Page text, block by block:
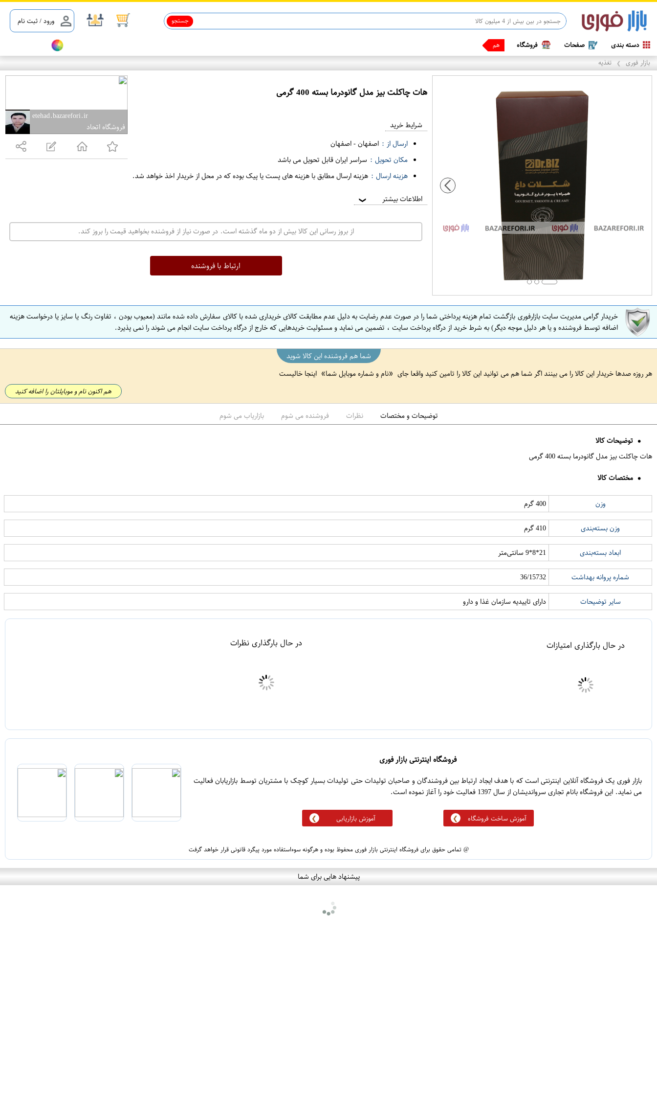
ورود / ثبت نام جستجو
دسته بندی صفحات فروشگاه همین الا
بازار فوری ❯ تغذیه
etehad.bazarefori.ir
فروشگاه اتحاد
هات چاکلت بیز مدل گانودرما بسته 400 گرمی
ت
ه
ن
ص
ف
ه
ا
ف
شرایط خرید
ارسال از : اصفهان-اصفهان
مکان تحویل : سراسر ایران قابل تحویل می باشد
هزینه ارسال : هزینه ارسال مطابق با هزینه های پست یا پیک بوده که در محل از خریدار اخذ خواهد شد.
اطلاعات بیشتر ❯
از بروز رسانی این کالا بیش از دو ماه گذشته است. در صورت نیاز از فروشنده بخواهید قیمت را بروز کند.
ارتباط با فروشنده
خریدار گرامی مدیریت سایت بازارفوری بازگشت تمام هزینه پرداختی شما را در صورت عدم رضایت به دلیل عدم مطابقت کالای خریداری شده با کالای سفارش داده شده مانند (معیوب بودن ، تفاوت رنگ یا سایز یا درخواست هزینه
اضافه توسط فروشنده و یا هر دلیل موجه دیگر) به شرط خرید از درگاه پرداخت سایت ، تضمین می نماید و مسئولیت خریدهایی که خارج از درگاه پرداخت سایت انجام می شوند را نمی پذیرد.
شما هم فروشنده این کالا شوید
هر روزه صدها خریدار این کالا را می بینند اگر شما هم می توانید این کالا را تامین کنید واقعا جای
نام و شماره موبایل شما اینجا خالیست
هم اکنون نام و موبایلتان را اضافه کنید
توضیحات و مختصات نظرات فروشنده می شوم بازاریاب می شوم
توضیحات کالا
هات چاکلت بیز مدل گانودرما بسته 400 گرمی
مختصات کالا
وزن 400 گرم
وزن بسته‌بندی 410 گرم
ابعاد بسته‌بندی 21*8*9 سانتی‌متر
شماره پروانه بهداشت 36/15732
سایر توضیحات دارای تاییدیه سازمان غذا و دارو
در حال بارگذاری امتیازات در حال بارگذاری نظرات
فروشگاه اینترنتی بازار فوری
بازار فوری یک فروشگاه آنلاین اینترنتی است که با هدف ایجاد ارتباط بین فروشندگان و صاحبان تولیدات حتی تولیدات بسیار کوچک با مشتریان توسط بازاریابان فعالیت
می نماید. این فروشگاه بانام تجاری سرواندیشان از سال 1397 فعالیت خود را آغاز نموده است.
آموزش ساخت فروشگاه آموزش بازاریابی
@ تمامی حقوق برای فروشگاه اینترنتی بازار فوری محفوظ بوده و هرگونه سوءاستفاده مورد پیگرد قانونی قرار خواهد گرفت
پیشنهاد هایی برای شما